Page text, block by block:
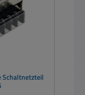
Schaltnetzteil